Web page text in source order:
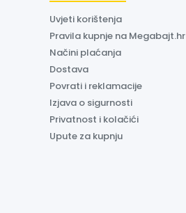
Uvjeti korištenja
Pravila kupnje na Megabajt.hr
Načini plaćanja
Dostava
Povrati i reklamacije
Izjava o sigurnosti
Privatnost i kolačići
Upute za kupnju